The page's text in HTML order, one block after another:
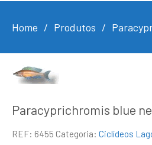
Home Produtos
Paracyprichromis blue
REF: 6455 Categoria: Ciclídeos